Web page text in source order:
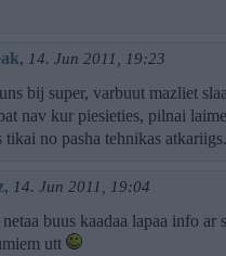
, 14. Jun 2011, 19:23
bij super, varbuut mazliet
nav kur piesieties, pilnai
tikai no pasha tehnikas atkariigs.
, 14. Jun 2011, 19:04
netaa buus kaadaa lapaa info
utt